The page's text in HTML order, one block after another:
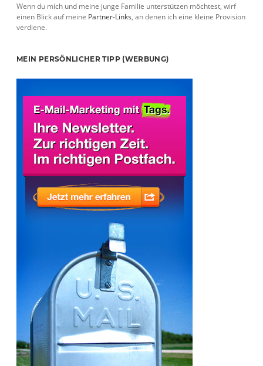
Wenn du mich und meine junge Familie unterstützen möchtest, wirf
einen Blick auf meine Partner-Links, an denen ich eine kleine Provision
verdiene.
MEIN PERSÖNLICHER TIPP (WERBUNG)